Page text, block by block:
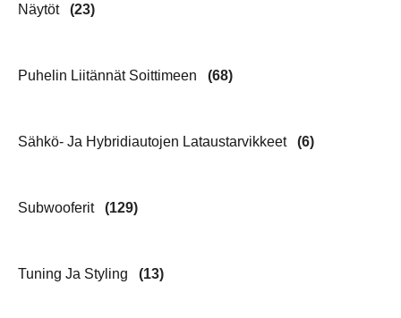
Näytöt (23)
Puhelin Liitännät Soittimeen (68)
Sähkö- Ja Hybridiautojen Lataustarvikkeet (6)
Subwooferit (129)
Tuning Ja Styling (13)